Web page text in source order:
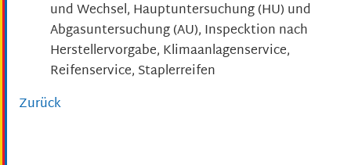
und Wechsel, Hauptuntersuchung (HU) und
Abgasuntersuchung (AU), Inspecktion nach
Herstellervorgabe, Klimaanlagenservice,
Reifenservice, Staplerreifen
Zurück